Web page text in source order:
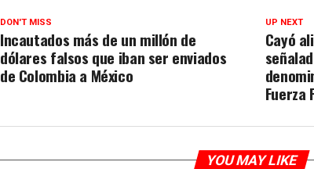
UP NEXT
Cayó
Fuerza
DON'T MISS
Incautados más de un millón de
dólares falsos que iban ser enviados
de Colombia a México
YOU MAY LIKE